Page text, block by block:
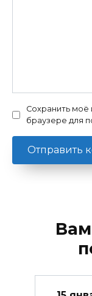
Сохранить моё
браузере для